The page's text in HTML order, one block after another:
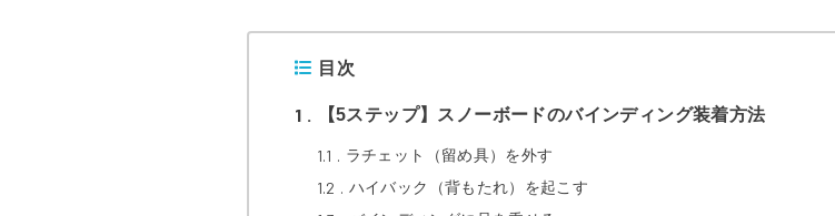
目次
1 【5ステップ】スノーボードのバインディング装着方法
1.1 ラチェット（留め具）を外す
1.2 ハイバック（背もたれ）を起こす